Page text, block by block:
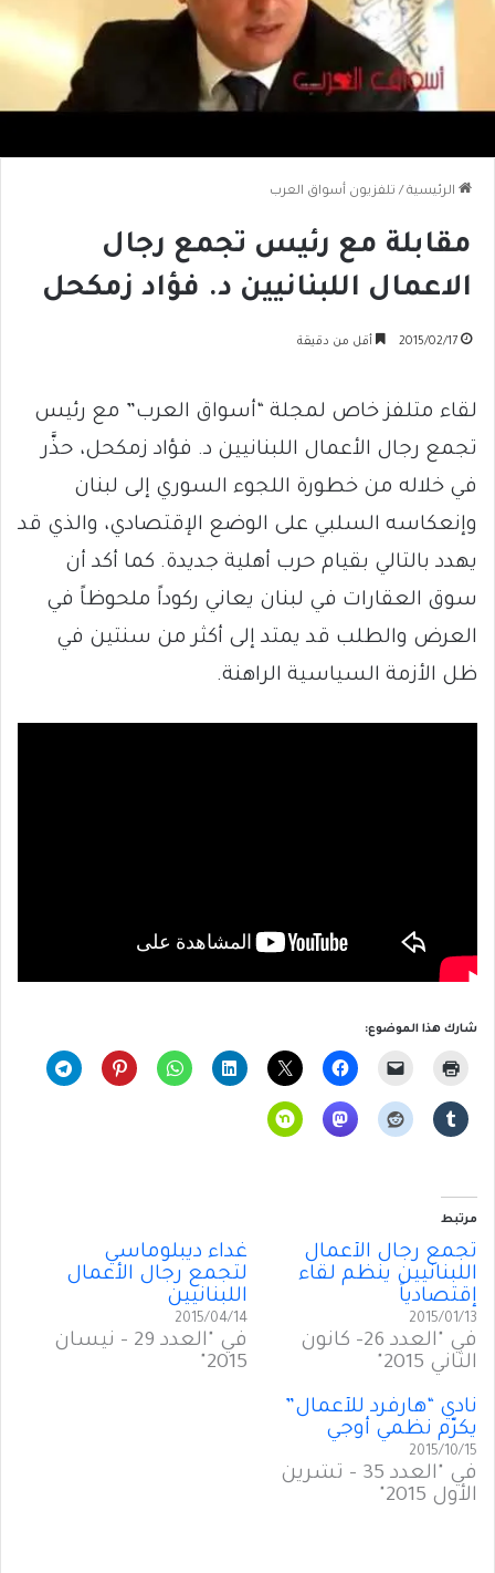
الرئيسية / تلفزيون أسواق العرب
مقابلة مع رئيس تجمع رجال
الاعمال اللبنانيين د. فؤاد زمكحل
2015/02/17 أقل من دقيقة
لقاء متلفز خاص لمجلة “أسواق العرب” مع رئيس
تجمع رجال الأعمال اللبنانيين د. فؤاد زمكحل، حذَّر
في خلاله من خطورة اللجوء السوري إلى لبنان
وإنعكاسه السلبي على الوضع الإقتصادي، والذي قد
يهدد بالتالي بقيام حرب أهلية جديدة. كما أكد أن
سوق العقارات في لبنان يعاني ركوداً ملحوظاً في
العرض والطلب قد يمتد إلى أكثر من سنتين في
ظل الأزمة السياسية الراهنة.
شارك هذا الموضوع:
مرتبط
تجمع رجال الأعمال
اللبنانيين ينظم لقاء
إقتصادياً
2015/01/13
في "العدد 26- كانون
الثاني 2015"
غداء ديبلوماسي
لتجمع رجال الأعمال
اللبنانيين
2015/04/14
في "العدد 29 - نيسان
2015"
نادي “هارفرد للأعمال”
يكرّم نظمي أوجي
2015/10/15
في "العدد 35 - تشرين
الأول 2015"